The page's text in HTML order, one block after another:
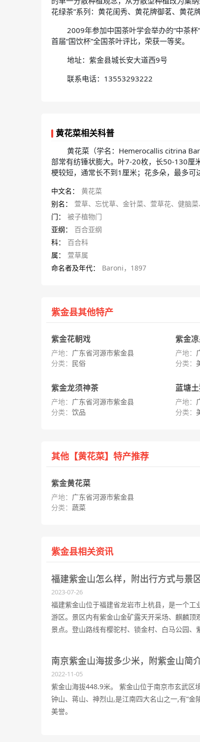
花绿茶”系列：黄花闺秀、黄花牌御茗、黄花
2009年参加中国茶叶学会举办的“中茶
首届“国饮杯”全国茶叶评比，荣获一等奖。
地址：紫金县城长安大道西9号
联系电话：13553293222
黄花菜相关科普
黄花菜（学名：Hemerocallis citrina
部常有纺锤状膨大。叶7-20枚，长50-130厘
梗较短，通常长不到1厘米；花多朵，最多
中文名： 黄花菜
别名：
萱草、忘忧草、金针菜、萱草花、健脑菜、安神菜
门：
被子植物门
亚纲：
百合亚纲
科：
百合科
属：
萱草属
命名者及年代：
Baroni，1897
紫金县其他特产
紫金花朝戏
产地： 广东省河源市紫金县
分类： 民俗
紫金
产地：
分类：
紫金龙须神茶
产地： 广东省河源市紫金县
分类： 饮品
蓝塘
产地：
分类：
其他【黄花菜】特产推荐
紫金黄花菜
产地： 广东省河源市紫金县
分类： 蔬菜
紫金县相关资讯
福建紫金山怎么样，附出行方式与景
2023-07-26
福建紫金山位于福建省龙岩市上杭县，是一个工
游区。景区内有紫金山金矿露天开采场、麒麟顶
景点。登山路线有樱驼村、锁金村、白马公园、
金、铜矿资源。
南京紫金山海拔多少米，附紫金山简
2022-11-05
紫金山海拔448.9米。 紫金山位于南京市玄武区
钟山、蒋山、神烈山,是江南四大名山之一,有“金
美誉。